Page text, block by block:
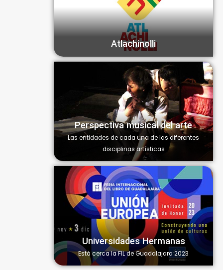
Atlachinolli
Perspectiva musical del arte
Las entidades de cada una de las diferentes
disciplinas artísticas
Universidades Hermanas
Está cerca la FIL de Guadalajara 2023